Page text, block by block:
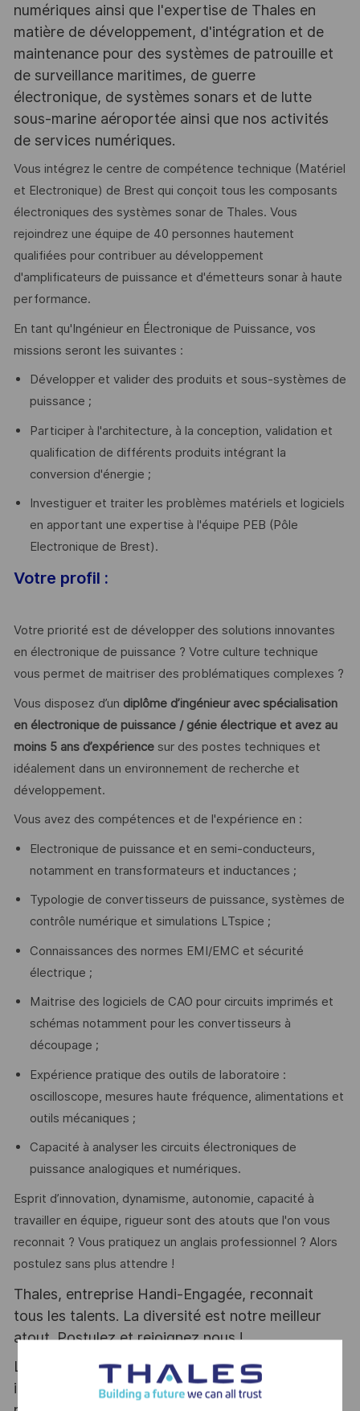
numériques ainsi que l'expertise de Thales en
matière de développement, d'intégration et de
maintenance pour des systèmes de patrouille et
de surveillance maritimes, de guerre
électronique, de systèmes sonars et de lutte
sous-marine aéroportée ainsi que nos activités
de services numériques.
Vous intégrez le centre de compétence technique (Matériel
et Electronique) de Brest qui conçoit tous les composants
électroniques des systèmes sonar de Thales. Vous
rejoindrez une équipe de 40 personnes hautement
qualifiées pour contribuer au développement
d'amplificateurs de puissance et d'émetteurs sonar à haute
performance.
En tant qu'Ingénieur en Électronique de Puissance, vos
missions seront les suivantes :
Développer et valider des produits et sous-systèmes de
puissance ;
Participer à l'architecture, à la conception, validation et
qualification de différents produits intégrant la
conversion d'énergie ;
Investiguer et traiter les problèmes matériels et logiciels
en apportant une expertise à l'équipe PEB (Pôle
Electronique de Brest).
Votre profil :
Votre priorité est de développer des solutions innovantes
en électronique de puissance ? Votre culture technique
vous permet de maitriser des problématiques complexes ?
Vous disposez d’un diplôme d’ingénieur avec spécialisation
en électronique de puissance / génie électrique et avez au
moins 5 ans d’expériencesur des postes techniques et
idéalement dans un environnement de recherche et
développement.
Vous avez des compétences et de l'expérience en :
Electronique de puissance et en semi-conducteurs,
notamment en transformateurs et inductances ;
Typologie de convertisseurs de puissance, systèmes de
contrôle numérique et simulations LTspice ;
Connaissances des normes EMI/EMC et sécurité
électrique ;
Maitrise des logiciels de CAO pour circuits imprimés et
schémas notamment pour les convertisseurs à
découpage ;
Expérience pratique des outils de laboratoire :
oscilloscope, mesures haute fréquence, alimentations et
outils mécaniques ;
Capacité à analyser les circuits électroniques de
puissance analogiques et numériques.
Esprit d’innovation, dynamisme, autonomie, capacité à
travailler en équipe, rigueur sont des atouts que l'on vous
reconnait ? Vous pratiquez un anglais professionnel ? Alors
postulez sans plus attendre !
Thales, entreprise Handi-Engagée, reconnait
tous les talents. La diversité est notre meilleur
atout. Postulez et rejoignez nous !
Le poste pouvant nécessiter d'accéder à des
informations relevant du secret de la défense